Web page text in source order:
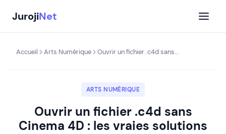
contenu
JurojiNet
Accueil Arts Numérique Ouvrir un fichier .c4d sans...
ARTS NUMÉRIQUE
Ouvrir un fichier .c4d sans
Cinema 4D : les vraies solutions